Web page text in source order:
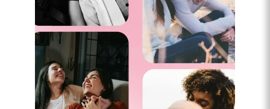
Début de relation : quand partir en week-
end ensemble ?